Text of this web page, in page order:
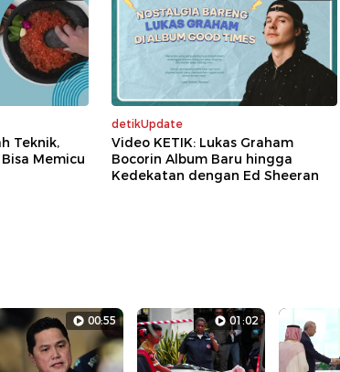
Teknik,
Memicu
detikUpdate
Video KETIK: Lukas Graham
Bocorin Album Baru hingga
Kedekatan dengan Ed Sheeran
00:55 01:02